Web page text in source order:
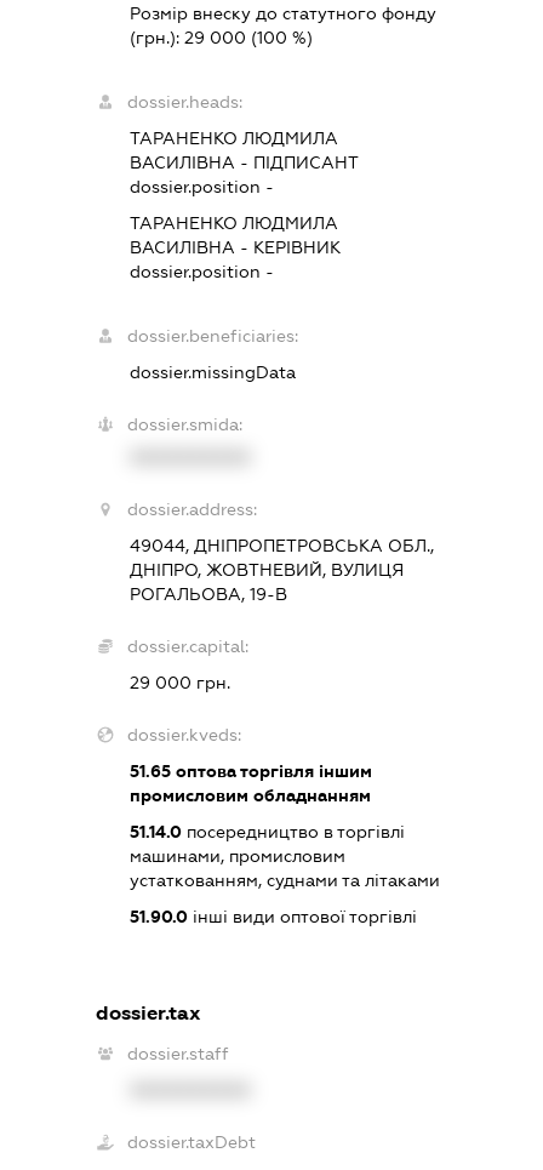
Розмір внеску до статутного фонду
(грн.): 29 000 (100 %)
dossier.heads:
ТАРАНЕНКО ЛЮДМИЛА
ВАСИЛІВНА - ПІДПИСАНТ
dossier.position -
ТАРАНЕНКО ЛЮДМИЛА
ВАСИЛІВНА - КЕРІВНИК
dossier.position -
dossier.beneficiaries:
dossier.missingData
dossier.smida:
dossier.address:
49044, ДНІПРОПЕТРОВСЬКА ОБЛ.,
ДНІПРО, ЖОВТНЕВИЙ, ВУЛИЦЯ
РОГАЛЬОВА, 19-В
dossier.capital:
29 000 грн.
dossier.kveds:
51.65оптова торгівля іншим
промисловим обладнанням
51.14.0посередництво в торгівлі
машинами, промисловим
устаткованням, суднами та літаками
51.90.0інші види оптової торгівлі
dossier.tax
dossier.staff
dossier.taxDebt